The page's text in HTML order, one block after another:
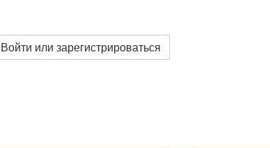
или зарегистрироваться